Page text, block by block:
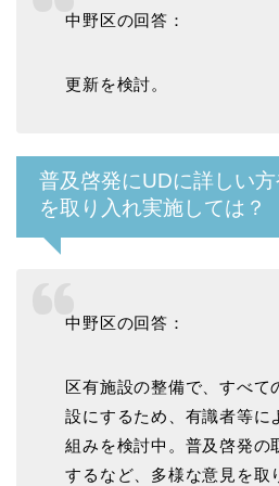
中野区の回答：
更新を検討。
普及啓発にUDに詳しい
を取り入れ実施しては？
中野区の回答：
区有施設の整備で、すべて
設にするため、有識者等に
組みを検討中。普及啓発の
するなど、多様な意見を取